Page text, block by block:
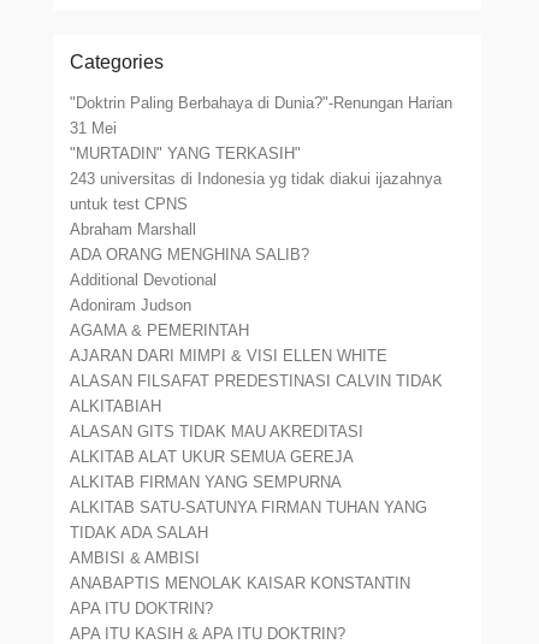
Categories
"Doktrin Paling Berbahaya di Dunia?"-Renungan Harian
31 Mei
"MURTADIN" YANG TERKASIH"
243 universitas di Indonesia yg tidak diakui ijazahnya
untuk test CPNS
Abraham Marshall
ADA ORANG MENGHINA SALIB?
Additional Devotional
Adoniram Judson
AGAMA & PEMERINTAH
AJARAN DARI MIMPI & VISI ELLEN WHITE
ALASAN FILSAFAT PREDESTINASI CALVIN TIDAK
ALKITABIAH
ALASAN GITS TIDAK MAU AKREDITASI
ALKITAB ALAT UKUR SEMUA GEREJA
ALKITAB FIRMAN YANG SEMPURNA
ALKITAB SATU-SATUNYA FIRMAN TUHAN YANG
TIDAK ADA SALAH
AMBISI & AMBISI
ANABAPTIS MENOLAK KAISAR KONSTANTIN
APA ITU DOKTRIN?
APA ITU KASIH & APA ITU DOKTRIN?